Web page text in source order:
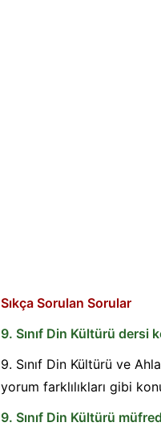
Sıkça Sorulan Sorular
9. Sınıf Din Kültürü dersi
9. Sınıf Din Kültürü ve
yorum farklılıkları gibi
9. Sınıf Din Kültürü